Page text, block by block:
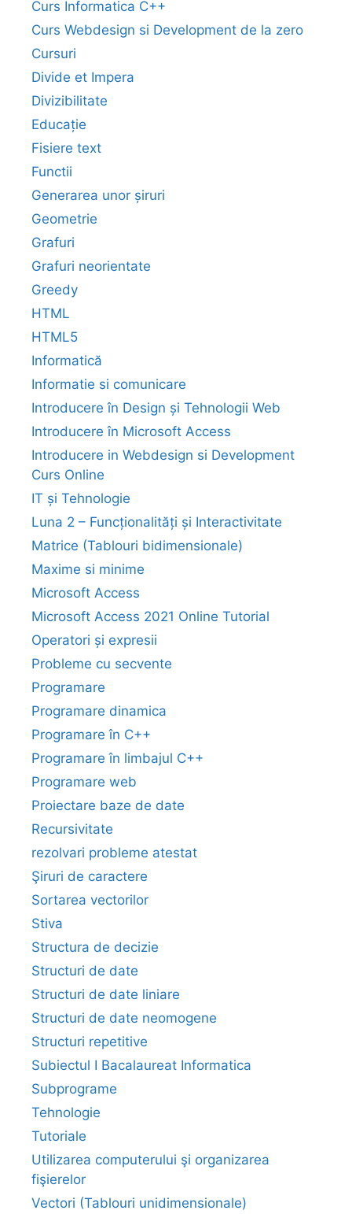
Curs Informatica C++
Curs Webdesign si Development de la zero
Cursuri
Divide et Impera
Divizibilitate
Educație
Fisiere text
Functii
Generarea unor șiruri
Geometrie
Grafuri
Grafuri neorientate
Greedy
HTML
HTML5
Informatică
Informatie si comunicare
Introducere în Design și Tehnologii Web
Introducere în Microsoft Access
Introducere in Webdesign si Development
Curs Online
IT și Tehnologie
Luna 2 – Funcționalități și Interactivitate
Matrice (Tablouri bidimensionale)
Maxime si minime
Microsoft Access
Microsoft Access 2021 Online Tutorial
Operatori și expresii
Probleme cu secvente
Programare
Programare dinamica
Programare în C++
Programare în limbajul C++
Programare web
Proiectare baze de date
Recursivitate
rezolvari probleme atestat
Şiruri de caractere
Sortarea vectorilor
Stiva
Structura de decizie
Structuri de date
Structuri de date liniare
Structuri de date neomogene
Structuri repetitive
Subiectul I Bacalaureat Informatica
Subprograme
Tehnologie
Tutoriale
Utilizarea computerului şi organizarea
fişierelor
Vectori (Tablouri unidimensionale)